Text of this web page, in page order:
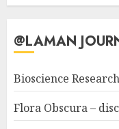
@LAMAN
Bioscience Research
Flora Obscura –